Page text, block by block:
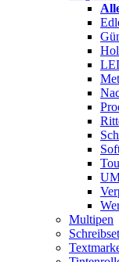
Multipen
Schreibset